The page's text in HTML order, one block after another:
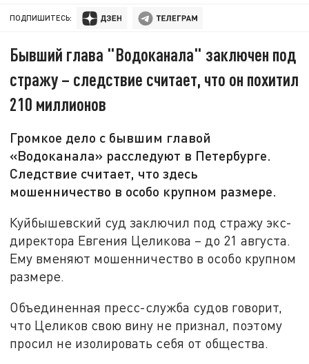
ПОДПИШИТЕСЬ:
Бывший глава "Водоканала" заключен под
стражу – следствие считает, что он похитил
210 миллионов
Громкое дело с бывшим главой
«Водоканала» расследуют в Петербурге.
Следствие считает, что здесь
мошенничество в особо крупном размере.
Куйбышевский суд заключил под стражу экс-
директора Евгения Целикова – до 21 августа.
Ему вменяют мошенничество в особо крупном
размере.
Объединенная пресс-служба судов говорит,
что Целиков свою вину не признал, поэтому
просил не изолировать себя от общества.